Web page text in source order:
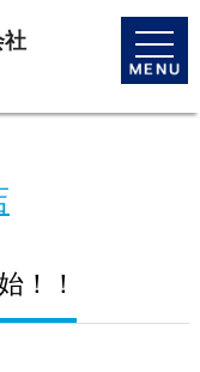
toggle
社
！！